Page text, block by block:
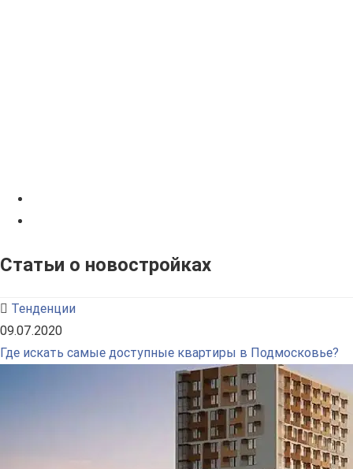
Статьи о новостройках
Тенденции
09.07.2020
Где искать самые доступные квартиры в Подмосковье?